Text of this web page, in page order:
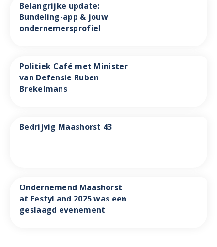
Belangrijke update:
Bundeling-app & jouw
ondernemersprofiel
Politiek Café met Minister
van Defensie Ruben
Brekelmans
Bedrijvig Maashorst 43
Ondernemend Maashorst
at FestyLand 2025 was een
geslaagd evenement